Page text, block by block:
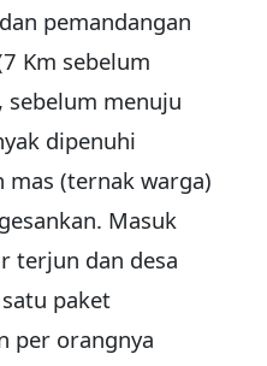
pemandangan
Km sebelum
sebelum menuju
dipenuhi
mas (ternak warga)
Masuk
terjun dan desa
paket
per orangnya